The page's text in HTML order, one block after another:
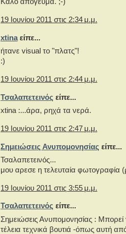
19 Ιουνίου 2011 στις 2:34 μ.μ.
xtinaείπε...
ήτανε visual το "πλατς"!
:)
19 Ιουνίου 2011 στις 2:44 μ.μ.
Τσαλαπετεινός είπε...
xtina :...άρα, ρηχά τα νερά.
19 Ιουνίου 2011 στις 2:47 μ.μ.
Σημειώσεις Ανυπομονησίας είπε...
Τσαλαπετεινός...
μου αρεσε η τελευταία φωτογραφία
19 Ιουνίου 2011 στις 3:55 μ.μ.
Τσαλαπετεινός είπε...
Σημειώσεις Ανυπομονησίας : Μπορεί
τέλεια τεχνικά βουτιά -όπως αυτή